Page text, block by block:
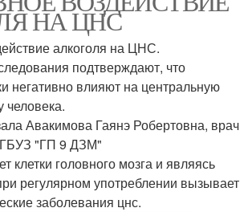
НА ЦНС
алкоголя на ЦНС.
подтверждают, что
негативно влияют на центральную
человека.
Авакимова Гаянэ Робертовна, врач
ГБУЗ "ГП 9 ДЗМ"
клетки головного мозга и являясь
регулярном употреблении вызывает
заболевания цнс.